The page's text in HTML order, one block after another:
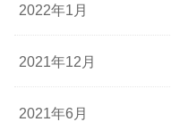
2022年1月
2021年12月
2021年6月